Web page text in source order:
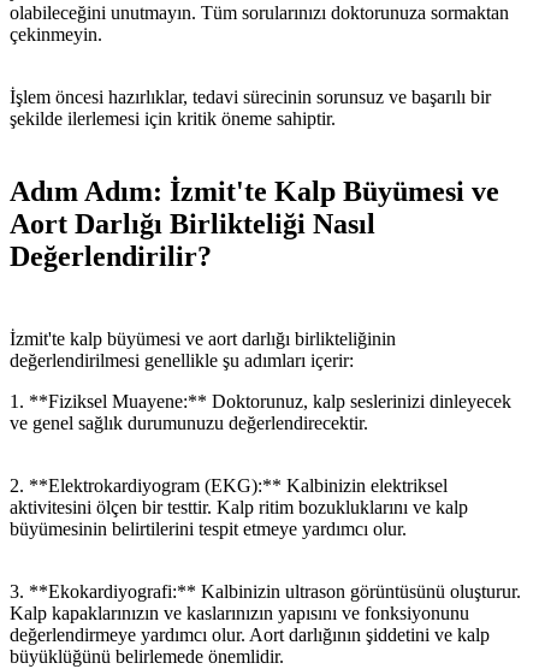
olabileceğini unutmayın. Tüm sorularınızı doktorunuza sormaktan
çekinmeyin.
İşlem öncesi hazırlıklar, tedavi sürecinin sorunsuz ve başarılı bir
şekilde ilerlemesi için kritik öneme sahiptir.
Adım Adım: İzmit'te Kalp Büyümesi ve
Aort Darlığı Birlikteliği Nasıl
Değerlendirilir?
İzmit'te kalp büyümesi ve aort darlığı birlikteliğinin
değerlendirilmesi genellikle şu adımları içerir:
1. **Fiziksel Muayene:** Doktorunuz, kalp seslerinizi dinleyecek
ve genel sağlık durumunuzu değerlendirecektir.
2. **Elektrokardiyogram (EKG):** Kalbinizin elektriksel
aktivitesini ölçen bir testtir. Kalp ritim bozukluklarını ve kalp
büyümesinin belirtilerini tespit etmeye yardımcı olur.
3. **Ekokardiyografi:** Kalbinizin ultrason görüntüsünü oluşturur.
Kalp kapaklarınızın ve kaslarınızın yapısını ve fonksiyonunu
değerlendirmeye yardımcı olur. Aort darlığının şiddetini ve kalp
büyüklüğünü belirlemede önemlidir.